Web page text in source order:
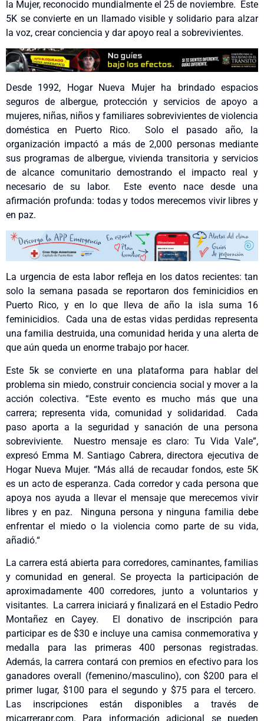
la Mujer, reconocido mundialmente el 25 de noviembre. Este
5K se convierte en un llamado visible y solidario para alzar
la voz, crear conciencia y dar apoyo real a sobrevivientes.
Desde 1992, Hogar Nueva Mujer ha brindado espacios
seguros de albergue, protección y servicios de apoyo a
mujeres, niñas, niños y familiares sobrevivientes de violencia
doméstica en Puerto Rico. Solo el pasado año, la
organización impactó a más de 2,000 personas mediante
sus programas de albergue, vivienda transitoria y servicios
de alcance comunitario demostrando el impacto real y
necesario de su labor. Este evento nace desde una
afirmación profunda: todas y todos merecemos vivir libres y
en paz.
La urgencia de esta labor refleja en los datos recientes: tan
solo la semana pasada se reportaron dos feminicidios en
Puerto Rico, y en lo que lleva de año la isla suma 16
feminicidios. Cada una de estas vidas perdidas representa
una familia destruida, una comunidad herida y una alerta de
que aún queda un enorme trabajo por hacer.
Este 5k se convierte en una plataforma para hablar del
problema sin miedo, construir conciencia social y mover a la
acción colectiva. “Este evento es mucho más que una
carrera; representa vida, comunidad y solidaridad. Cada
paso aporta a la seguridad y sanación de una persona
sobreviviente. Nuestro mensaje es claro: Tu Vida Vale”,
expresó Emma M. Santiago Cabrera, directora ejecutiva de
Hogar Nueva Mujer. “Más allá de recaudar fondos, este 5K
es un acto de esperanza. Cada corredor y cada persona que
apoya nos ayuda a llevar el mensaje que merecemos vivir
libres y en paz. Ninguna persona y ninguna familia debe
enfrentar el miedo o la violencia como parte de su vida,
añadió.“
La carrera está abierta para corredores, caminantes, familias
y comunidad en general. Se proyecta la participación de
aproximadamente 400 corredores, junto a voluntarios y
visitantes. La carrera iniciará y finalizará en el Estadio Pedro
Montañez en Cayey. El donativo de inscripción para
participar es de $30 e incluye una camisa conmemorativa y
medalla para las primeras 400 personas registradas.
Además, la carrera contará con premios en efectivo para los
ganadores overall (femenino/masculino), con $200 para el
primer lugar, $100 para el segundo y $75 para el tercero.
Las inscripciones están disponibles a través de
micarrerapr.com. Para información adicional se pueden